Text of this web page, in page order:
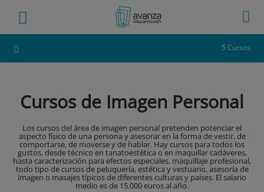
5 Cursos
Cursos de Imagen Personal
Los cursos del área de imagen personal pretenden potenciar el
aspecto físico de una persona y asesorar en la forma de vestir, de
comportarse, de moverse y de hablar. Hay cursos para todos los
gustos, desde técnico en tanatoestética o en maquillar cadáveres,
hasta caracterización para efectos especiales, maquillaje profesional,
todo tipo de cursos de peluquería, estética y vestuario, asesoría de
imagen o masajes típicos de diferentes culturas y países. El salario
medio es de 15.000 euros al año.